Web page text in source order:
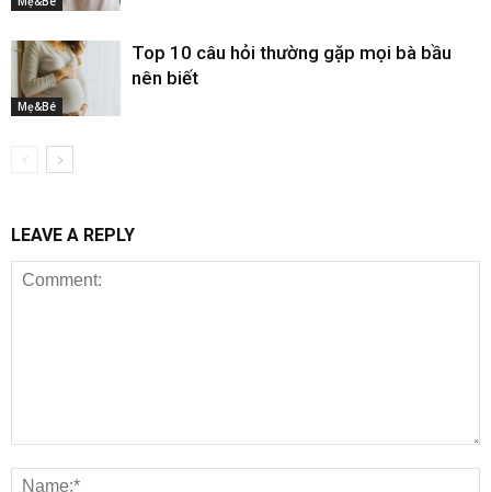
Mẹ&Bé
Top 10 câu hỏi thường gặp mọi bà bầu
nên biết
LEAVE A REPLY